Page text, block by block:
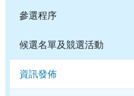
參選程序
候選名單及競選活動
資訊發佈